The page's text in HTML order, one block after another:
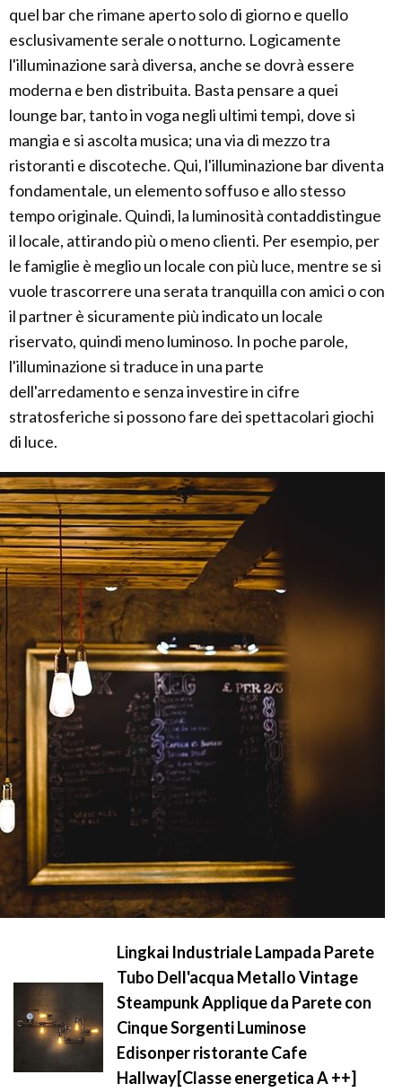
quel bar che rimane aperto solo di giorno e quello
esclusivamente serale o notturno. Logicamente
l'illuminazione sarà diversa, anche se dovrà essere
moderna e ben distribuita. Basta pensare a quei
lounge bar, tanto in voga negli ultimi tempi, dove si
mangia e si ascolta musica; una via di mezzo tra
ristoranti e discoteche. Qui, l'illuminazione bar diventa
fondamentale, un elemento soffuso e allo stesso
tempo originale. Quindi, la luminosità contaddistingue
il locale, attirando più o meno clienti. Per esempio, per
le famiglie è meglio un locale con più luce, mentre se si
vuole trascorrere una serata tranquilla con amici o con
il partner è sicuramente più indicato un locale
riservato, quindi meno luminoso. In poche parole,
l'illuminazione si traduce in una parte
dell'arredamento e senza investire in cifre
stratosferiche si possono fare dei spettacolari giochi
di luce.
Lingkai Industriale Lampada Parete
Tubo Dell'acqua Metallo Vintage
Steampunk Applique da Parete con
Cinque Sorgenti Luminose
Edisonper ristorante Cafe
Hallway[Classe energetica A ++]